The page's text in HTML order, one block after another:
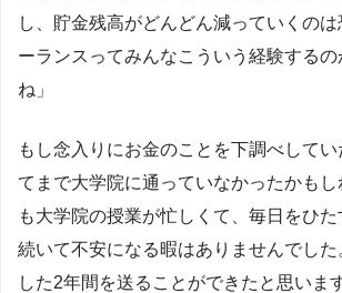
し、貯金残高がどんどん減っていくのは
ーランスってみんなこういう経験する
ね」
もし念入りにお金のことを下調べして
てまで大学院に通っていなかったかも
も大学院の授業が忙しくて、毎日をひ
続いて不安になる暇はありませんでし
した2年間を送ることができたと思います